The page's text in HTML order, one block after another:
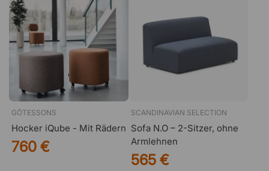
Botschaften und Museen auf der ganzen Welt vertreten.
GÖTESSONS
Hocker iQube - Mit Rädern
760 €
SCANDINAVIAN SELECTION
Sofa N.O – 2-Sitzer, ohne
Armlehnen
565 €